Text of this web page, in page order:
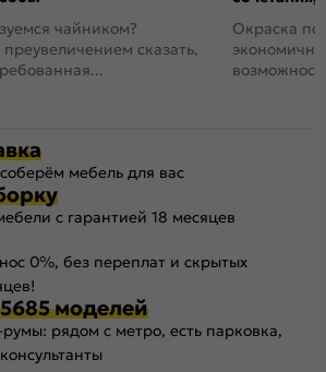
чайником?
сказать,
Окраска
мебель для вас
с гарантией 18 месяцев
0%, без переплат и скрытых
моделей
рядом с метро, есть парковка,